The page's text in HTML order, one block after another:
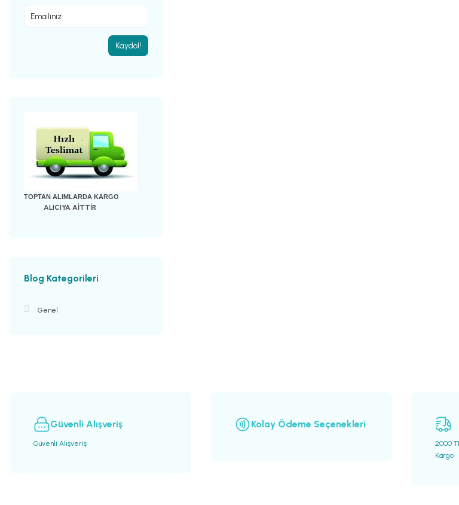
Kaydol!
TOPTAN ALIMLARDA KARGO
ALICIYA AİTTİR
Blog Kategorileri
Genel
Güvenli Alışveriş
Güvenli Alışveriş
Kolay Ödeme Seçenekleri
2000
Kargo